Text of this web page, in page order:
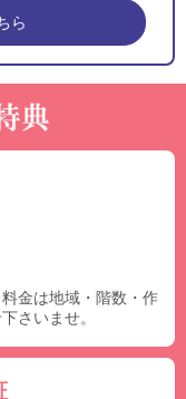
ら
金は地域・階数・作
さいませ。